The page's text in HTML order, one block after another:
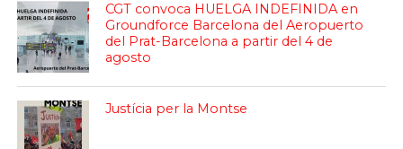
CGT convoca HUELGA INDEFINIDA en
Groundforce Barcelona del Aeropuerto
del Prat-Barcelona a partir del 4 de
agosto
Justícia per la Montse